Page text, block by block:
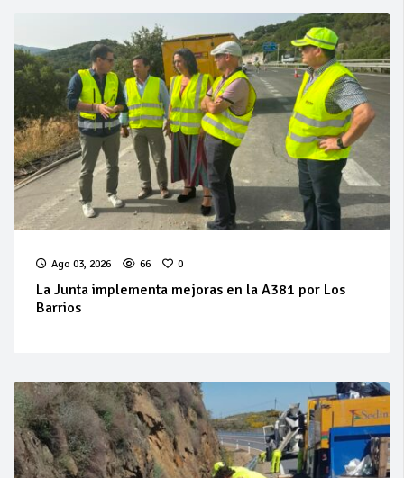
Ago 03, 2026 66 0
La Junta implementa mejoras en la A381 por Los
Barrios